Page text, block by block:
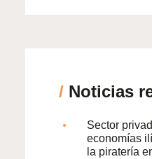
/ Noticias
Sector
economías
la piratería